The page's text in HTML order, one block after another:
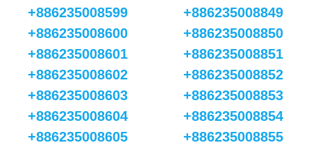
+886235008599
+886235008600
+886235008601
+886235008602
+886235008603
+886235008604
+886235008605
+886235008849
+886235008850
+886235008851
+886235008852
+886235008853
+886235008854
+886235008855